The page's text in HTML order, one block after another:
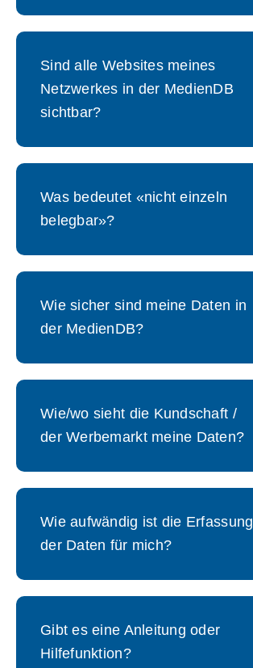
Sind alle Websites meines
Netzwerkes in der MedienDB
sichtbar?
Was bedeutet «nicht einzeln
belegbar»?
Wie sicher sind meine Daten in
der MedienDB?
Wie/wo sieht die Kundschaft /
der Werbemarkt meine Daten?
Wie aufwändig ist die Erfassung
der Daten für mich?
Gibt es eine Anleitung oder
Hilfefunktion?